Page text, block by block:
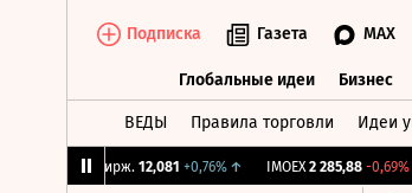
Подписка Газета MAX
Глобальные идеи Бизнес
ВЕДЫ Правила торговли Идеи
CNY Бирж. 12,081 +0,76%↑ IMOEX 2 285,88 -0,69%